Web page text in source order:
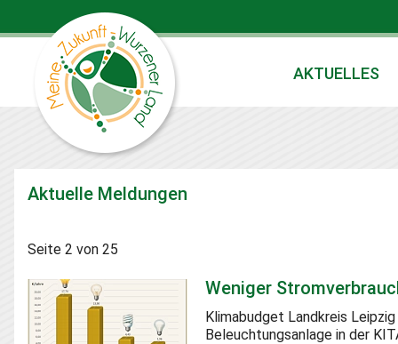
AKTUELLES
Aktuelle Meldungen
Seite 2 von 25
Weniger
Klimabudget Landkreis
Beleuchtungsanlage in der